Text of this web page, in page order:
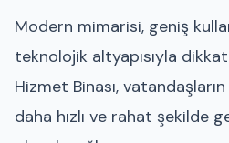
Modern mimarisi, geniş
teknolojik altyapısıyla
Hizmet Binası,
daha hızlı ve rahat şekilde